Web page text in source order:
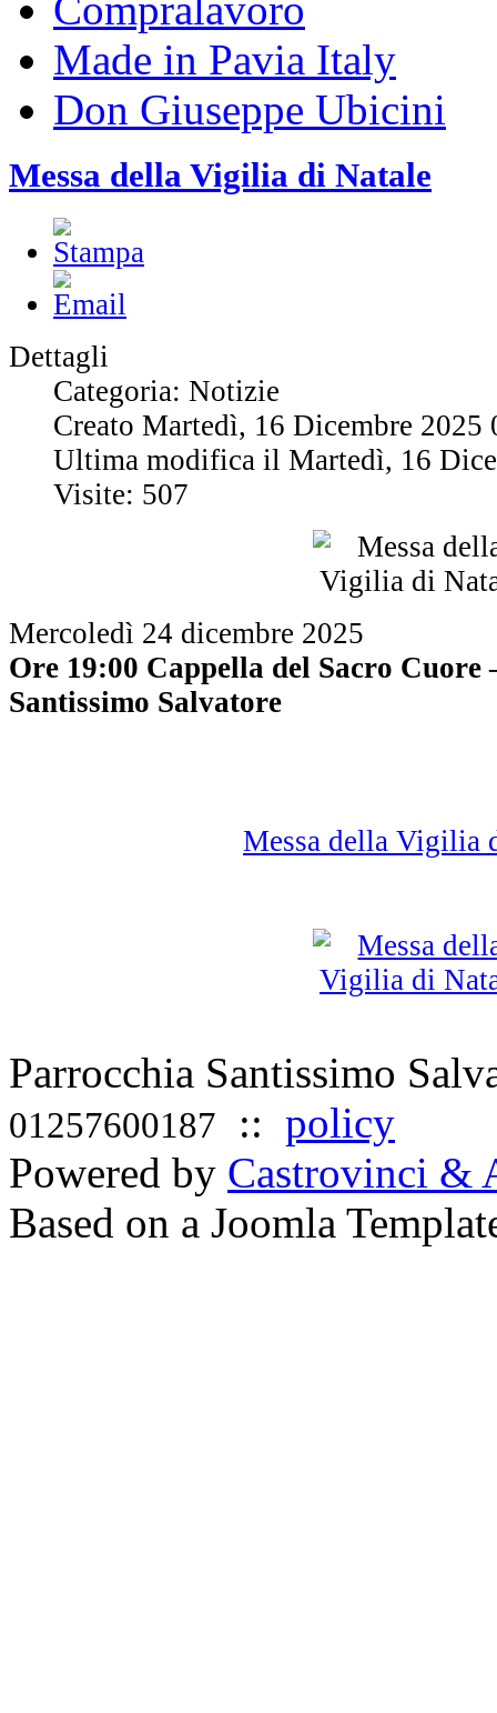
Made in Pavia Italy
Don Giuseppe Ubicini
Messa della Vigilia di Natale
Dettagli
Categoria: Notizie
Creato Martedì, 16 Dicembre 2025
Ultima modifica il Martedì, 16
Visite: 507
Mercoledì 24 dicembre 2025
Ore 19:00 Cappella del Sacro
Santissimo Salvatore
Messa della
Parrocchia Santissimo
01257600187 :: policy
Powered by Castrovinci &
Based on a Joomla